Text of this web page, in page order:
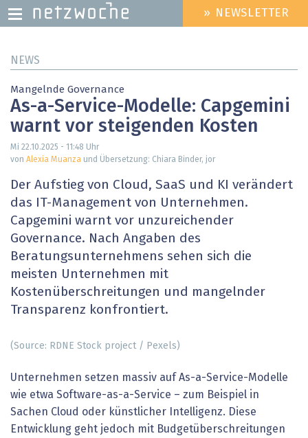
zum
HEADER
MENU
» NEWSLETTER
NEWS
Mangelnde Governance
As-a-Service-Modelle: Capgemini
warnt vor steigenden Kosten
Mi 22.10.2025 - 11:48 Uhr
von Alexia Muanza und Übersetzung: Chiara Binder, jor
Der Aufstieg von Cloud, SaaS und KI verändert
das IT-Management von Unternehmen.
Capgemini warnt vor unzureichender
Governance. Nach Angaben des
Beratungsunternehmens sehen sich die
meisten Unternehmen mit
Kostenüberschreitungen und mangelnder
Transparenz konfrontiert.
(Source: RDNE Stock project / Pexels)
Unternehmen setzen massiv auf As-a-Service-Modelle
wie etwa Software-as-a-Service – zum Beispiel in
Sachen Cloud oder künstlicher Intelligenz. Diese
Entwicklung geht jedoch mit Budgetüberschreitungen